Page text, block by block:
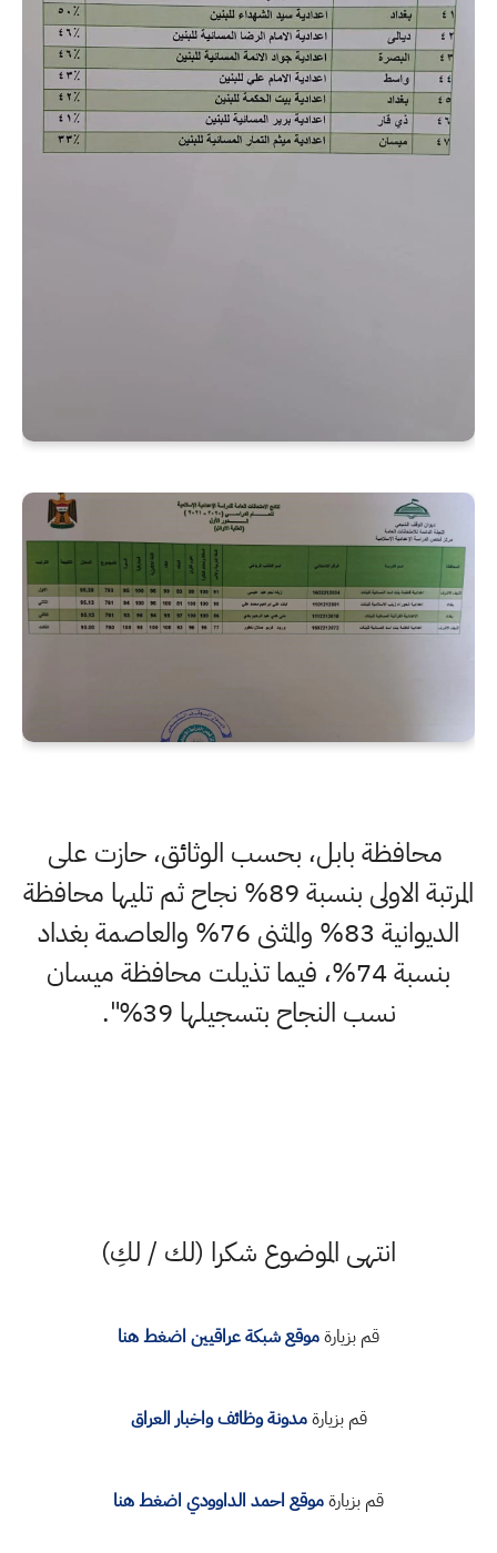
محافظة بابل، بحسب الوثائق، حازت على
المرتبة الاولى بنسبة 89% نجاح ثم تليها محافظة
الديوانية 83% والمثنى 76% والعاصمة بغداد
بنسبة 74%، فيما تذيلت محافظة ميسان
نسب النجاح بتسجيلها 39%".
انتهى الموضوع شكرا (لك / لكِ)
قم بزيارةموقع شبكة عراقيين اضغط هنا
قم بزيارةمدونة وظائف واخبار العراق
قم بزيارةموقع احمد الداوودي اضغط هنا